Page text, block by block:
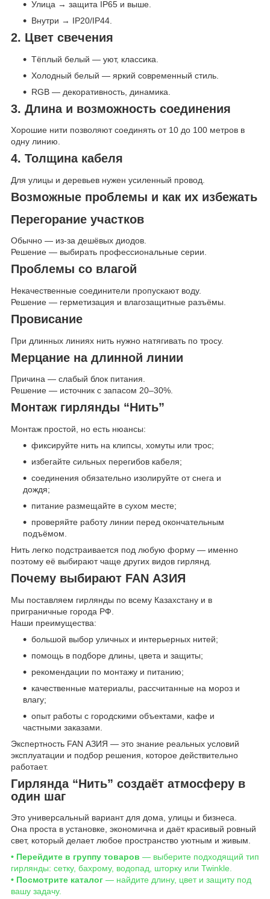
Улица → защита IP65 и выше.
Внутри → IP20/IP44.
2. Цвет свечения
Тёплый белый — уют, классика.
Холодный белый — яркий современный стиль.
RGB — декоративность, динамика.
3. Длина и возможность соединения
Хорошие нити позволяют соединять от 10 до 100 метров в
одну линию.
4. Толщина кабеля
Для улицы и деревьев нужен усиленный провод.
Возможные проблемы и как их избежать
Перегорание участков
Обычно — из-за дешёвых диодов.
Решение — выбирать профессиональные серии.
Проблемы со влагой
Некачественные соединители пропускают воду.
Решение — герметизация и влагозащитные разъёмы.
Провисание
При длинных линиях нить нужно натягивать по тросу.
Мерцание на длинной линии
Причина — слабый блок питания.
Решение — источник с запасом 20–30%.
Монтаж гирлянды “Нить”
Монтаж простой, но есть нюансы:
фиксируйте нить на клипсы, хомуты или трос;
избегайте сильных перегибов кабеля;
соединения обязательно изолируйте от снега и
дождя;
питание размещайте в сухом месте;
проверяйте работу линии перед окончательным
подъёмом.
Нить легко подстраивается под любую форму — именно
поэтому её выбирают чаще других видов гирлянд.
Почему выбирают FAN АЗИЯ
Мы поставляем гирлянды по всему Казахстану и в
приграничные города РФ.
Наши преимущества:
большой выбор уличных и интерьерных нитей;
помощь в подборе длины, цвета и защиты;
рекомендации по монтажу и питанию;
качественные материалы, рассчитанные на мороз и
влагу;
опыт работы с городскими объектами, кафе и
частными заказами.
Экспертность FAN АЗИЯ — это знание реальных условий
эксплуатации и подбор решения, которое действительно
работает.
Гирлянда “Нить” создаёт атмосферу в
один шаг
Это универсальный вариант для дома, улицы и бизнеса.
Она проста в установке, экономична и даёт красивый ровный
свет, который делает любое пространство уютным и живым.
• Перейдите в группу товаров — выберите подходящий тип
гирлянды: сетку, бахрому, водопад, шторку или Twinkle.
• Посмотрите каталог — найдите длину, цвет и защиту под
вашу задачу.